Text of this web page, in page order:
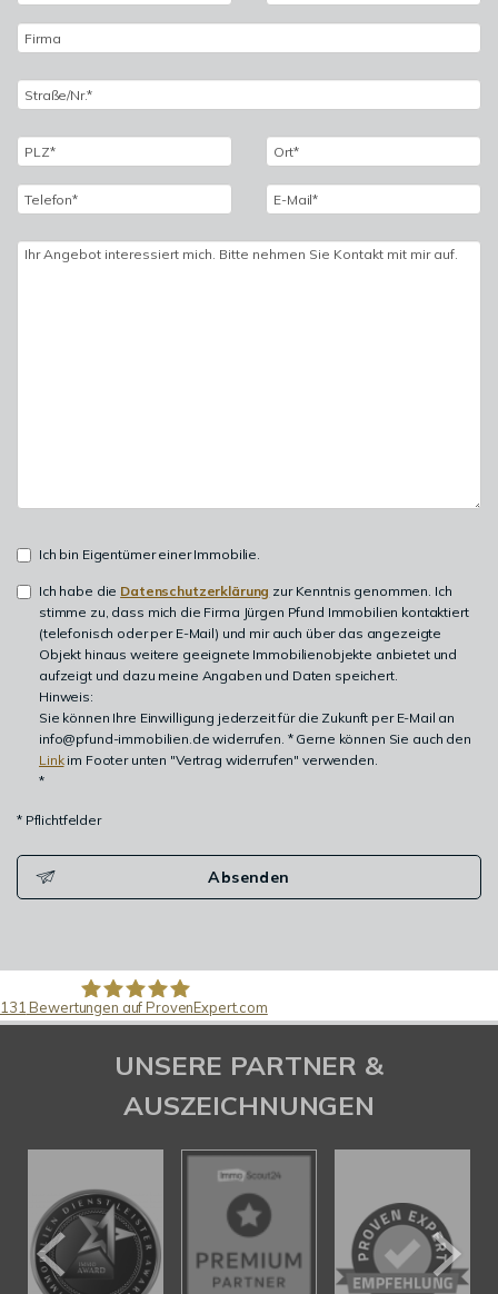
Ich bin Eigentümer einer Immobilie.
Ich habe die Datenschutzerklärung zur Kenntnis genommen. Ich
stimme zu, dass mich die Firma Jürgen Pfund Immobilien kontaktiert
(telefonisch oder per E-Mail) und mir auch über das angezeigte
Objekt hinaus weitere geeignete Immobilienobjekte anbietet und
aufzeigt und dazu meine Angaben und Daten speichert.
Hinweis:
Sie können Ihre Einwilligung jederzeit für die Zukunft per E-Mail an
info@pfund-immobilien.de widerrufen. * Gerne können Sie auch den
Linkim Footer unten "Vertrag widerrufen" verwenden.
*
* Pflichtfelder
Absenden
Pfund Immobilien
131 Bewertungen auf ProvenExpert.com
UNSERE PARTNER &
AUSZEICHNUNGEN